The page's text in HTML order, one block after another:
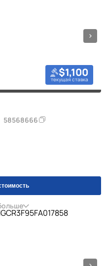
$1,100
текущая ставка
58568666